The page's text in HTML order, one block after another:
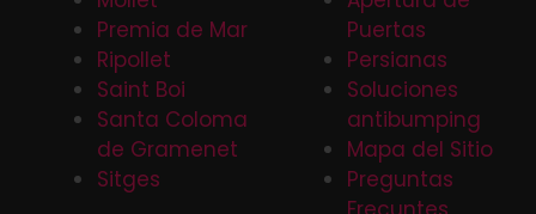
Premia de Mar
Ripollet
Saint Boi
Santa Coloma
de Gramenet
Sitges
Puertas
Persianas
Soluciones
antibumping
Mapa del Sitio
Preguntas